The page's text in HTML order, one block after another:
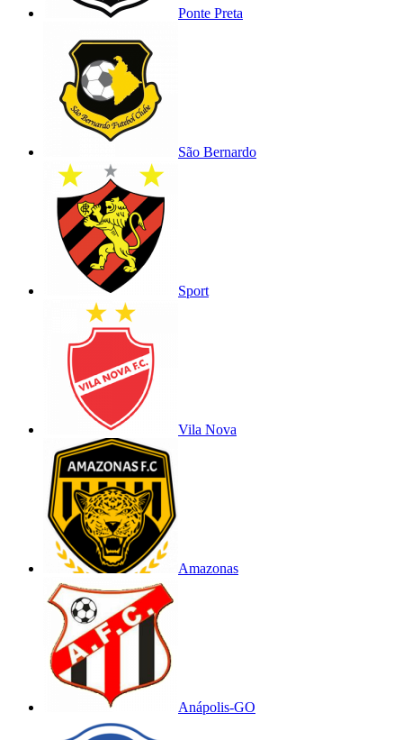
Ponte Preta
São Bernardo
Sport
Vila Nova
Amazonas
Anápolis-GO